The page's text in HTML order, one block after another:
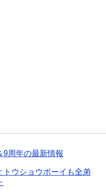
9周年の最新情報
トウショウボーイも全弟